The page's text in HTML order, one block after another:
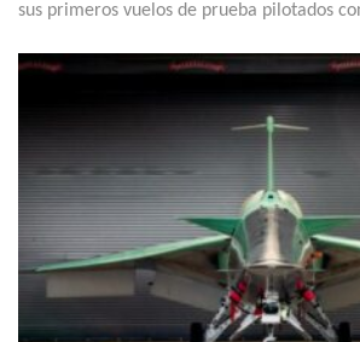
sus primeros vuelos de prueba pilotados